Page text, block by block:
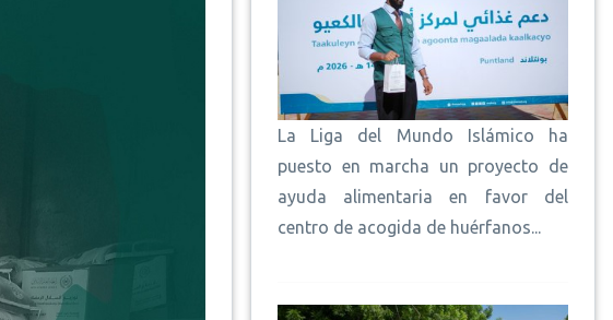
La Liga del Mundo Islámico ha
puesto en marcha un proyecto de
ayuda alimentaria en favor del
centro de acogida de huérfanos...